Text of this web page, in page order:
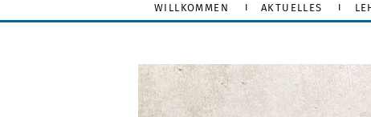
WILLKOMMEN AKTUELLES